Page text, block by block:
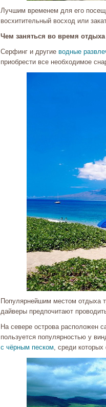
Лучшим временем для его
восхитительный восход или
Чем заняться во время
Серфинг и другие водные
приобрести все необходимое
Популярнейшим местом отдыха
дайверы предпочитают
На севере острова расположен
пользуется популярностью у
с чёрным песком, среди